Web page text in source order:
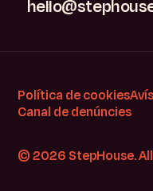
Política de cookies
Canal de denúncies
© 2026 StepHouse.